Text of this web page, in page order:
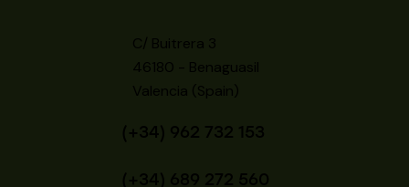
C/ Buitrera 3
46180 - Benaguasil
Valencia (Spain)
(+34) 962 732 153
(+34) 689 272 560